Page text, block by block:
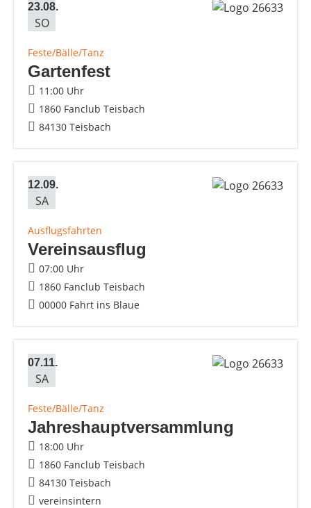
23.08.
SO
Feste/Bälle/Tanz
Gartenfest
11:00 Uhr
1860 Fanclub Teisbach
84130 Teisbach
12.09.
SA
Ausflugsfahrten
Vereinsausflug
07:00 Uhr
1860 Fanclub Teisbach
00000 Fahrt ins Blaue
07.11.
SA
Feste/Bälle/Tanz
Jahreshauptversammlung
18:00 Uhr
1860 Fanclub Teisbach
84130 Teisbach
vereinsintern